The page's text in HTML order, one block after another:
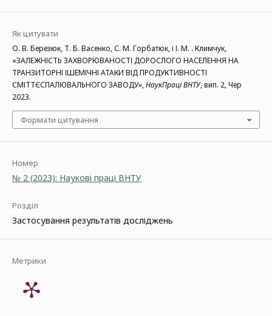
Як цитувати
О. В. Березюк, Т. Б. Васенко, С. М. Горбатюк, і І. М. . Климчук,
«ЗАЛЕЖНІСТЬ ЗАХВОРЮВАНОСТІ ДОРОСЛОГО НАСЕЛЕННЯ НА
ТРАНЗИТОРНІ ІШЕМІЧНІ АТАКИ ВІД ПРОДУКТИВНОСТІ
СМІТТЄСПАЛЮВАЛЬНОГО ЗАВОДУ»,НаукПраці ВНТУ, вип. 2, Чер
2023.
Формати цитування
Номер
№ 2 (2023): Наукові праці ВНТУ
Розділ
Застосування результатів досліджень
Метрики